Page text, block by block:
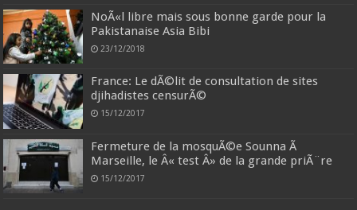
NoÃ«l libre mais sous bonne garde pour la
Pakistanaise Asia Bibi
23/12/2018
France: Le dÃ©lit de consultation de sites
djihadistes censurÃ©
15/12/2017
Fermeture de la mosquÃ©e Sounna Ã
Marseille, le Â« test Â» de la grande priÃ¨re
15/12/2017